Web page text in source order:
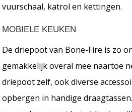
vuurschaal, katrol en kettingen.
MOBIELE KEUKEN
De driepoot van Bone-Fire is zo
gemakkelijk overal mee naartoe
driepoot zelf, ook diverse
opbergen in handige